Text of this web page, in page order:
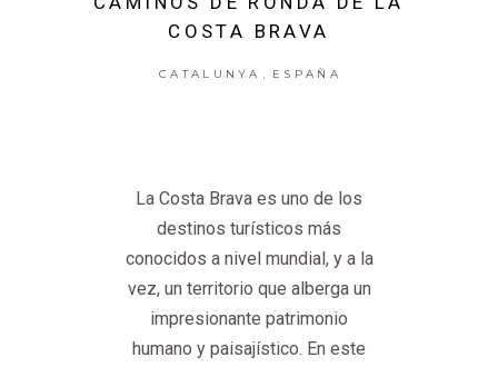
COSTA BRAVA
CATALUNYA ESPAÑA
La Costa Brava es uno de los
destinos turísticos más
conocidos a nivel mundial, y a la
vez, un territorio que alberga un
impresionante patrimonio
humano y paisajístico. En este